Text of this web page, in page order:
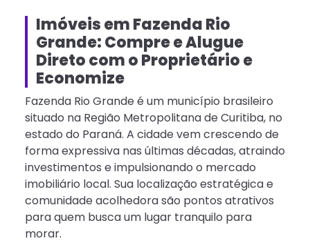
Imóveis em Fazenda Rio
Grande: Compre e Alugue
Direto com o Proprietário e
Economize
Fazenda Rio Grande é um município brasileiro
situado na Região Metropolitana de Curitiba, no
estado do Paraná. A cidade vem crescendo de
forma expressiva nas últimas décadas, atraindo
investimentos e impulsionando o mercado
imobiliário local. Sua localização estratégica e
comunidade acolhedora são pontos atrativos
para quem busca um lugar tranquilo para
morar.